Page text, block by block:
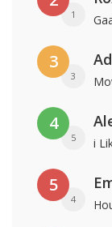
1
3
3
4
5 i
5
4